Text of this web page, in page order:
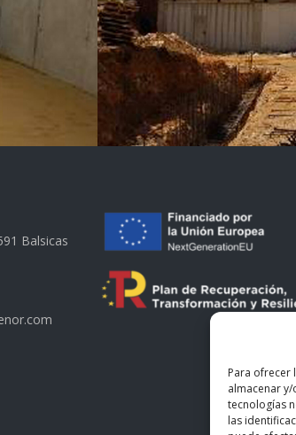
Para ofrecer
almacenar
tecnologías
las
Balsicas